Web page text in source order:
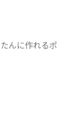
んに作れるポ